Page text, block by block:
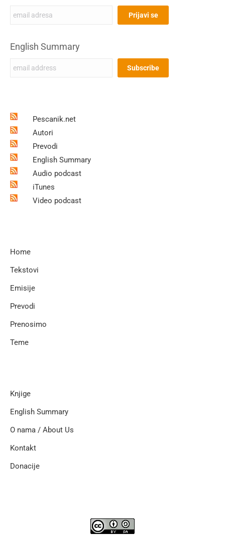
English Summary
Pescanik.net
Autori
Prevodi
English Summary
Audio podcast
iTunes
Video podcast
Home
Tekstovi
Emisije
Prevodi
Prenosimo
Teme
Knjige
English Summary
O nama / About Us
Kontakt
Donacije